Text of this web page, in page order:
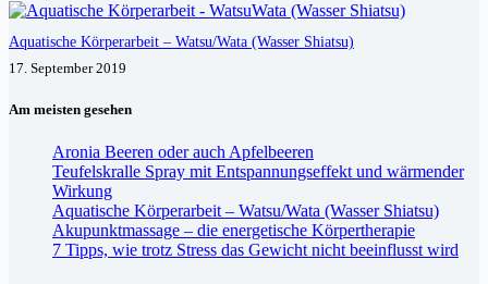
Aquatische Körperarbeit – Watsu/Wata (Wasser Shiatsu)
17. September 2019
Am meisten gesehen
Aronia Beeren oder auch Apfelbeeren
Teufelskralle Spray mit Entspannungseffekt und wärmender
Wirkung
Aquatische Körperarbeit – Watsu/Wata (Wasser Shiatsu)
Akupunktmassage – die energetische Körpertherapie
7 Tipps, wie trotz Stress das Gewicht nicht beeinflusst wird